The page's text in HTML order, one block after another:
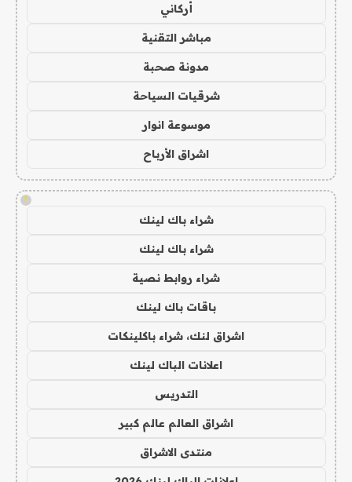
أركاني
مباشر التقنية
مدونة صحبة
شرقيات السياحة
موسوعة انوار
اشراق الأرباح
!
شراء باك لينك
شراء باك لينك
شراء روابط نصية
باقات باك لينك
اشراق لنك، شراء باكلينكات
اعلانات الباك لينك
التدريس
اشراق العالم عالم كبير
منتدى الاشراق